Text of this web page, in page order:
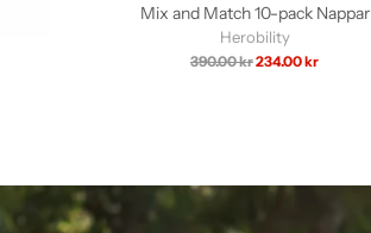
Mix and Match 10-pack Nappar
Herobility
Ordinarie
390.00 kr234.00 kr